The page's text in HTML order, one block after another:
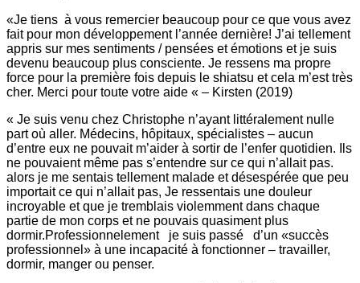
«Je tiens à vous remercier beaucoup pour ce que vous avez
fait pour mon développement l’année dernière! J’ai tellement
appris sur mes sentiments / pensées et émotions et je suis
devenu beaucoup plus consciente. Je ressens ma propre
force pour la première fois depuis le shiatsu et cela m’est très
cher. Merci pour toute votre aide « – Kirsten (2019)
« Je suis venu chez Christophe n’ayant littéralement nulle
part où aller. Médecins, hôpitaux, spécialistes – aucun
d’entre eux ne pouvait m’aider à sortir de l’enfer quotidien. Ils
ne pouvaient même pas s’entendre sur ce qui n’allait pas.
alors je me sentais tellement malade et désespérée que peu
importait ce qui n’allait pas, Je ressentais une douleur
incroyable et que je tremblais violemment dans chaque
partie de mon corps et ne pouvais quasiment plus
dormir.Professionnelement
je suis passé d’un «succès
professionnel» à une incapacité à fonctionner – travailler,
dormir, manger ou penser.